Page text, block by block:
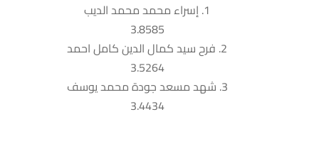
1. إسراء محمد محمد الديب
3.8585
2. فرح سيد كمال الدين كامل احمد
3.5264
3. شهد مسعد جودة محمد يوسف
3.4434